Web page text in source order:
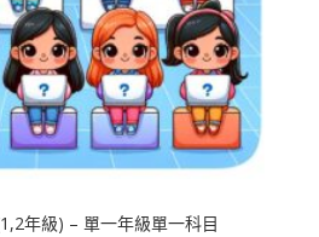
年級) – 單一年級單一科目